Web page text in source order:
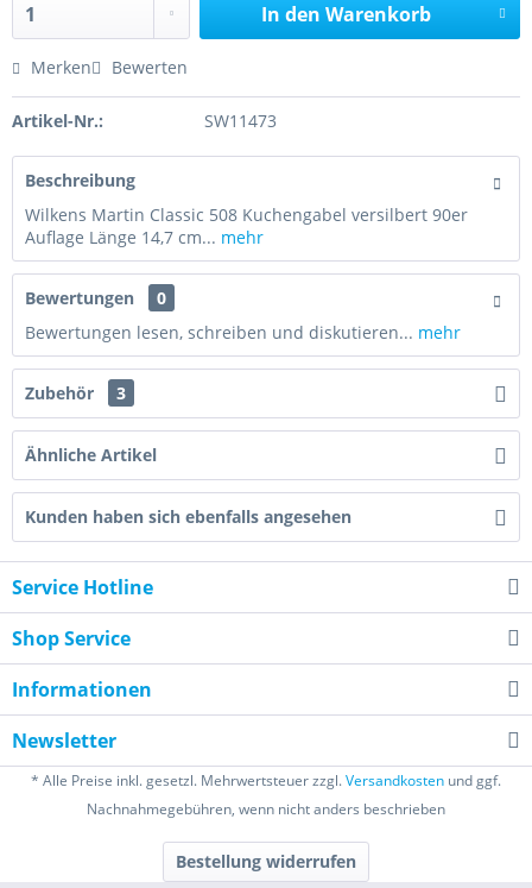
In den Warenkorb
Merken Bewerten
Artikel-Nr.: SW11473
Beschreibung
Wilkens Martin Classic 508 Kuchengabel versilbert 90er
Auflage Länge 14,7 cm... mehr
Bewertungen
0
Bewertungen lesen, schreiben und diskutieren... mehr
Zubehör 3
Ähnliche Artikel
Kunden haben sich ebenfalls angesehen
Service Hotline
Shop Service
Informationen
Newsletter
* Alle Preise inkl. gesetzl. Mehrwertsteuer zzgl.Versandkosten und ggf.
Nachnahmegebühren, wenn nicht anders beschrieben
Bestellung widerrufen